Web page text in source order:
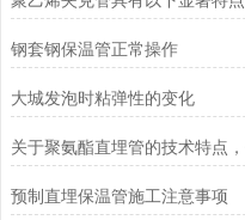
钢套钢保温管正常操作
大城发泡时粘弹性的变化
预制直埋保温管施工注意事项